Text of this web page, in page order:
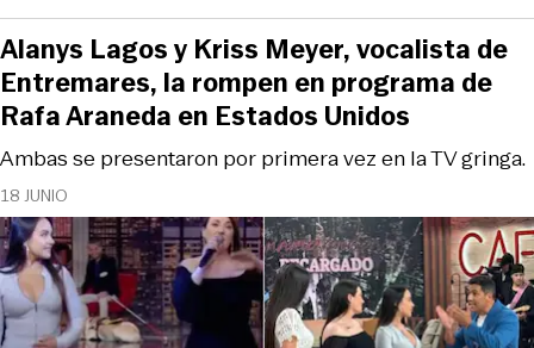
18 JUNIO
Ambas se presentaron por primera vez en la TV gringa.
Alanys Lagos y Kriss Meyer, vocalista de
Entremares, la rompen en programa de
Rafa Araneda en Estados Unidos